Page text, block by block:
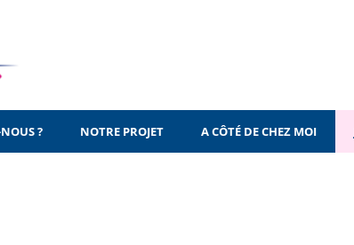
? NOTRE PROJET A CÔTÉ DE CHEZ MOI